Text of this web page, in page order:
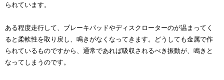
られています。
ある程度走行して、ブレーキパッドやディスクローターのが温まってく
ると柔軟性を取り戻し、鳴きがなくなってきます。どうしても金属で作
られているものですから、通常であれば吸収されるべき振動が、鳴きと
なってしまうのです。